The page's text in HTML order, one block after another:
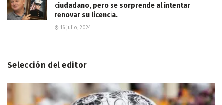
ciudadano, pero se sorprende al intentar
renovar su licencia.
16 julio, 2024
Selección del editor